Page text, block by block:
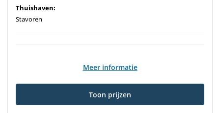
Thuishaven:
Stavoren
Meer informatie
Toon prijzen